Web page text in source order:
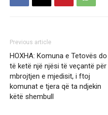
Previous article
HOXHA: Komuna e Tetovës do
të ketë një njësi të veçantë për
mbrojtjen e mjedisit, i ftoj
komunat e tjera që ta ndjekin
këtë shembull